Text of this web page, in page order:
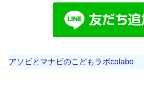
アソビとマナビのこどもラボcolabo